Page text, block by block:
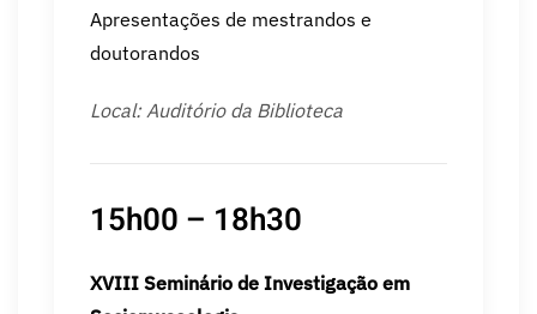
Apresentações de mestrandos e
doutorandos
Local: Auditório da Biblioteca
15h00 – 18h30
XVIII Seminário de Investigação em